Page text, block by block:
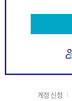
계정 신청